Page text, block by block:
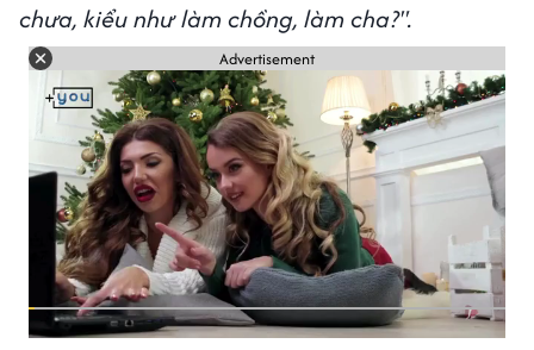
chưa, kiểu như làm chồng, làm cha?".
Advertisement